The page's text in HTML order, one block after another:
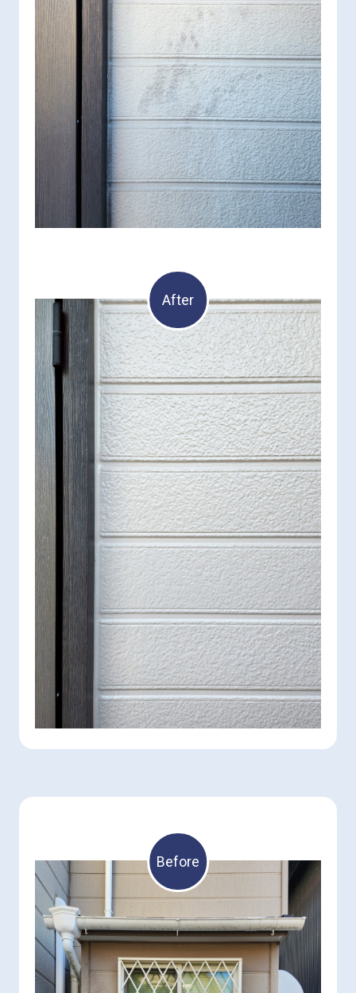
After
Before